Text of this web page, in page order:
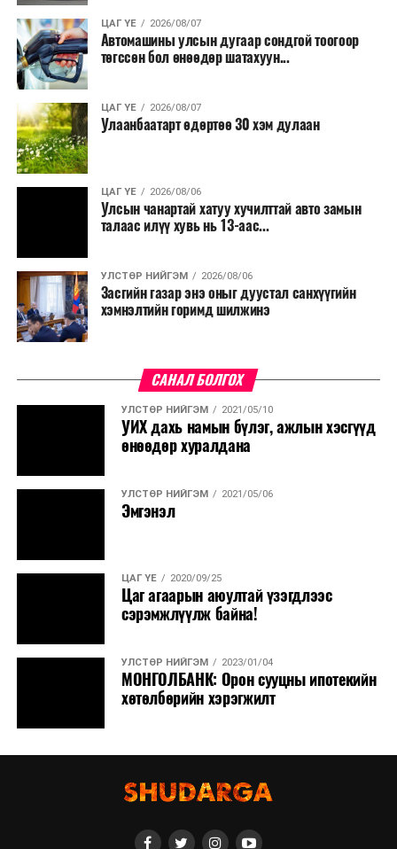
ЦАГ ҮЕ 2026/08/07
Автомашины улсын дугаар сондгой тоогоор
төгссөн бол өнөөдөр шатахуун...
ЦАГ ҮЕ 2026/08/07
Улаанбаатарт өдөртөө 30 хэм дулаан
ЦАГ ҮЕ 2026/08/06
Улсын чанартай хатуу хучилттай авто замын
талаас илүү хувь нь 13-аас...
УЛСТӨР НИЙГЭМ 2026/08/06
Засгийн газар энэ оныг дуустал санхүүгийн
хэмнэлтийн горимд шилжинэ
САНАЛ БОЛГОХ
УЛСТӨР НИЙГЭМ 2021/05/10
УИХ дахь намын бүлэг, ажлын хэсгүүд
өнөөдөр хуралдана
УЛСТӨР НИЙГЭМ 2021/05/06
Эмгэнэл
ЦАГ ҮЕ 2020/09/25
Цаг агаарын аюултай үзэгдлээс
сэрэмжлүүлж байна!
УЛСТӨР НИЙГЭМ 2023/01/04
МОНГОЛБАНК: Орон сууцны ипотекийн
хөтөлбөрийн хэрэгжилт